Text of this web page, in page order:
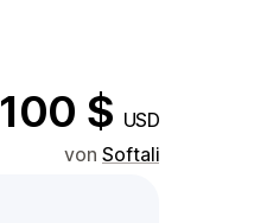
100 $ USD
von Softali